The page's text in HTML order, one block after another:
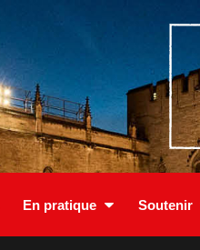
En pratique Soutenir